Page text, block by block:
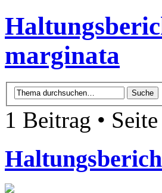
marginata
1 Beitrag • Seite